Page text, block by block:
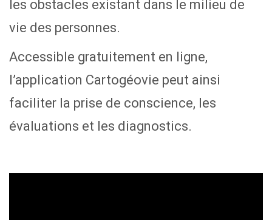
les obstacles existant dans le milieu de
vie des personnes.
Accessible gratuitement en ligne,
l’application Cartogéovie peut ainsi
faciliter la prise de conscience, les
évaluations et les diagnostics.